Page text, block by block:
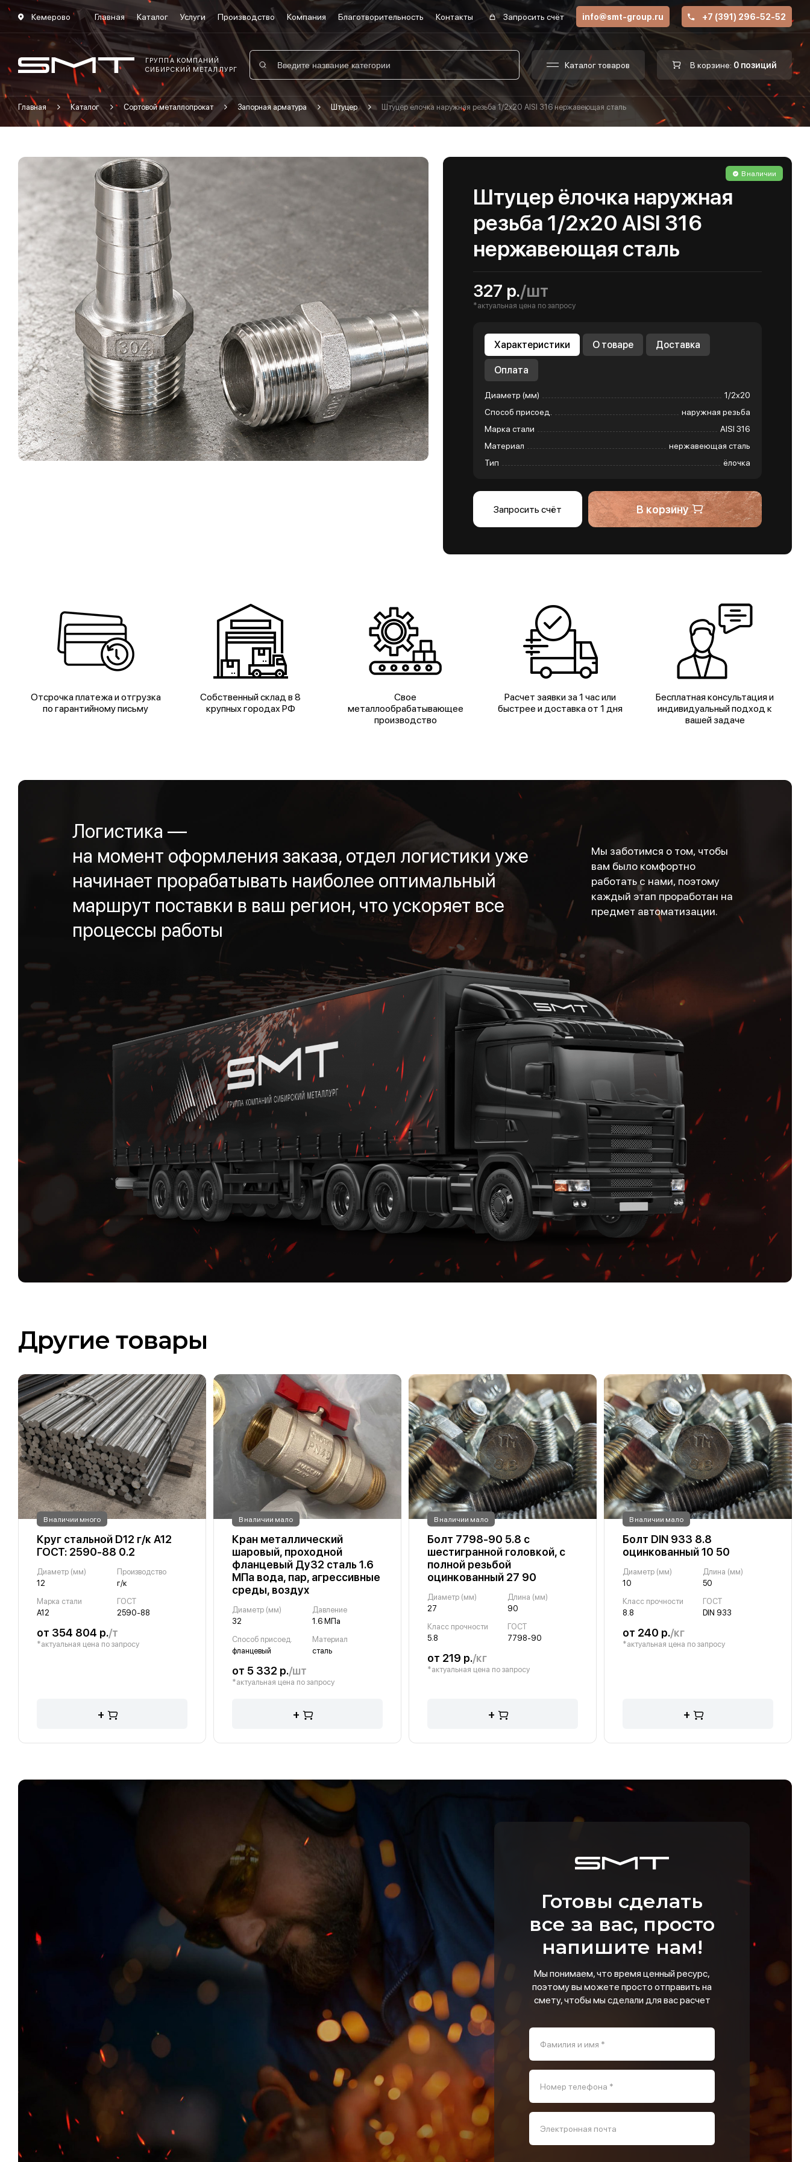
Кемерово Главная Каталог Услуги Производство Компания Благотворительность Контакты Запросить счёт info@smt-group.ru +7 (391) 296-52-52
ГРУППА КОМПАНИЙ
СИБИРСКИЙ МЕТАЛЛУРГ
Каталог товаров В корзине: 0 позиций
Главная Каталог Сортовой металлопрокат Запорная арматура Штуцер Штуцер ёлочка наружная резьба 1/2х20 AISI 316 нержавеющая сталь
В наличии
Штуцер ёлочка наружная
резьба 1/2х20 AISI 316
нержавеющая сталь
327 р./шт
*актуальная цена по запросу
Характеристики О товаре Доставка
Оплата
Диаметр (мм)
1/2х20
Способ присоед.
наружная резьба
Марка стали
AISI 316
Материал
нержавеющая сталь
Тип
ёлочка
Запросить счёт В корзину
Отсрочка платежа и отгрузка
по гарантийному письму
Собственный склад в 8
крупных городах РФ
Свое
металлообрабатывающее
производство
Расчет заявки за 1 час или
быстрее и доставка от 1 дня
Бесплатная консультация и
индивидуальный подход к
вашей задаче
Логистика —
на момент оформления заказа, отдел логистики уже
начинает прорабатывать наиболее оптимальный
маршрут поставки в ваш регион, что ускоряет все
процессы работы
Мы заботимся о том, чтобы
вам было комфортно
работать с нами, поэтому
каждый этап проработан на
предмет автоматизации.
Другие товары
В наличии много
Круг стальной D12 г/к А12
ГОСТ: 2590-88 0.2
Диаметр (мм)
12
Производство
г/к
Марка стали
А12
ГОСТ
2590-88
от 354 804 р./т
*актуальная цена по запросу
+
В наличии мало
Кран металлический
шаровый, проходной
фланцевый Ду32 сталь 1.6
МПа вода, пар, агрессивные
среды, воздух
Диаметр (мм)
32
Давление
1.6 МПа
Способ присоед.
фланцевый
Материал
сталь
от 5 332 р./шт
*актуальная цена по запросу
+
В наличии мало
Болт 7798-90 5.8 с
шестигранной головкой, с
полной резьбой
оцинкованный 27 90
Диаметр (мм)
27
Длина (мм)
90
Класс прочности
5.8
ГОСТ
7798-90
от 219 р./кг
*актуальная цена по запросу
+
В наличии мало
Болт DIN 933 8.8
оцинкованный 10 50
Диаметр (мм)
10
Длина (мм)
50
Класс прочности
8.8
ГОСТ
DIN 933
от 240 р./кг
*актуальная цена по запросу
+
Готовы сделать
все за вас, просто
напишите нам!
Мы понимаем, что время ценный ресурс,
поэтому вы можете просто отправить на
смету, чтобы мы сделали для вас расчет
Фамилия и имя *
Номер телефона *
Электронная почта